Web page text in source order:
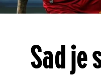
Sad je